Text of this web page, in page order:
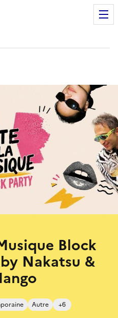
Block
Nakatsu &
Autre +6